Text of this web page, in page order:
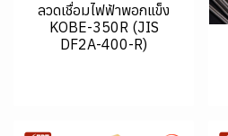
ลวดเชื่อมไฟฟ้าพอกแข็ง
KOBE-350R (JIS
DF2A-400-R)